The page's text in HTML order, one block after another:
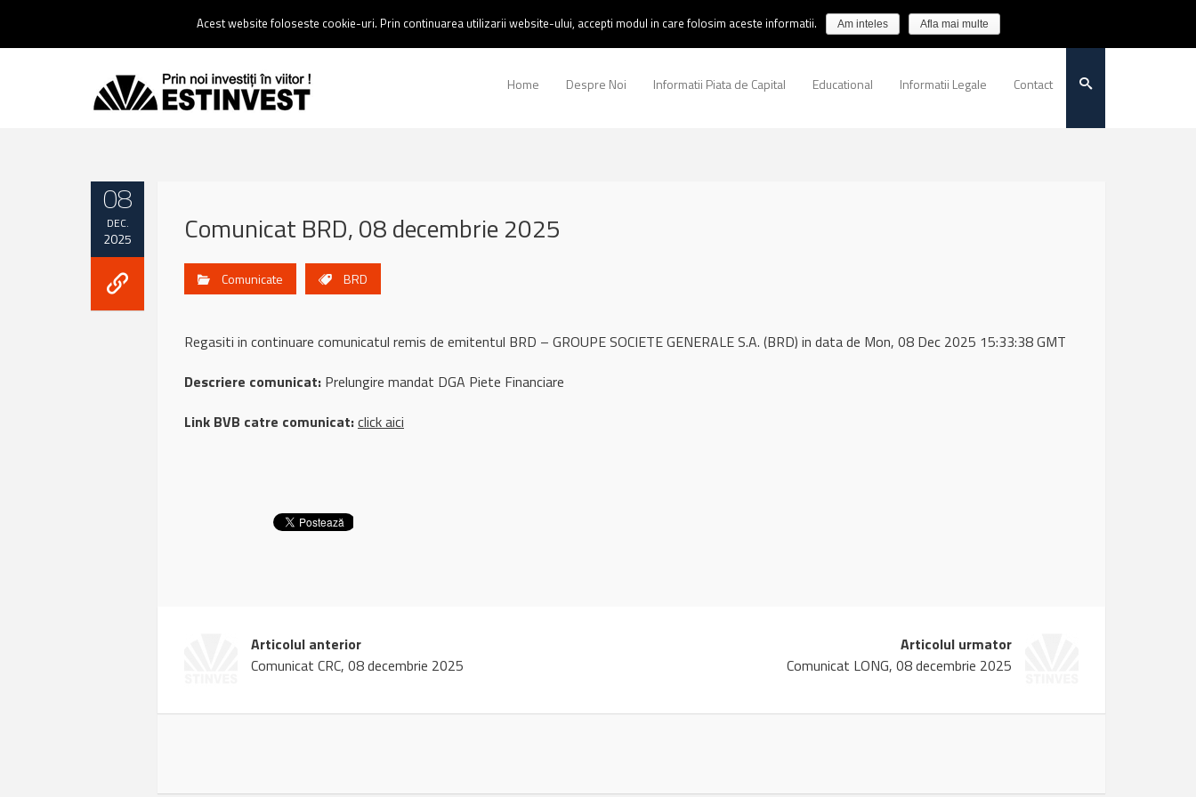
0237 238 900 |Email :contact@estinvest.ro
Home Despre Noi Informatii Piata de Capital Educational Informatii Legale Contact
08
DEC.
2025 Comunicat BRD, 08 decembrie 2025
Comunicate BRD
Regasiti in continuare comunicatul remis de emitentul BRD – GROUPE SOCIETE GENERALE S.A. (BRD) in data de Mon, 08 Dec 2025 15:33:38 GMT
Descriere comunicat: Prelungire mandat DGA Piete Financiare
Link BVB catre comunicat:click aici
Articolul anterior
Comunicat CRC, 08 decembrie 2025
Articolul urmator
Comunicat LONG, 08 decembrie 2025
Acest website foloseste cookie-uri. Prin continuarea utilizarii website-ului, accepti modul in care folosim aceste informatii. Am inteles Afla mai multe